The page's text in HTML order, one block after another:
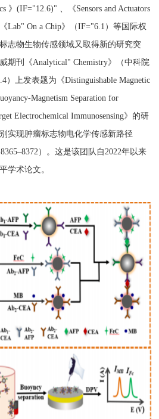
》(IF="12.6)" 、《Sensors and Actuators
Lab" On a Chip》（IF="6.1）等国际权
志物生物传感领域又取得新的研究突
期刊《Analytical" Chemistry》（中科院
）上发表题为《Distinguishable Magnetic
Magnetism Separation for
Electrochemical Immunosensing》的研
实现肿瘤标志物电化学传感新路径
8365–8372）。这是该团队自2022年以来
学术论文。